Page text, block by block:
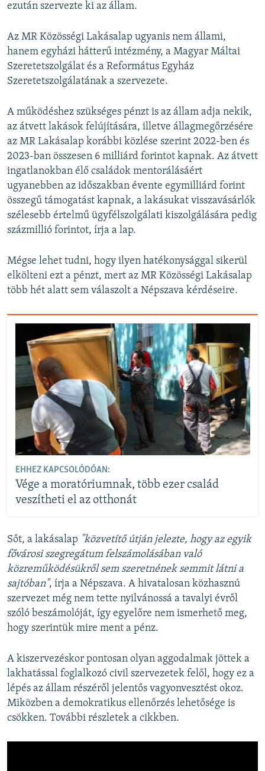
ezután szervezte ki az állam.
Az MR Közösségi Lakásalap ugyanis nem állami,
hanem egyházi hátterű intézmény, a Magyar Máltai
Szeretetszolgálat és a Református Egyház
Szeretetszolgálatának a szervezete.
A működéshez szükséges pénzt is az állam adja nekik,
az átvett lakások felújítására, illetve állagmegőrzésére
az MR Lakásalap korábbi közlése szerint 2022-ben és
2023-ban összesen 6 milliárd forintot kapnak. Az átvett
ingatlanokban élő családok mentorálásáért
ugyanebben az időszakban évente egymilliárd forint
összegű támogatást kapnak, a lakásukat visszavásárlók
szélesebb értelmű ügyfélszolgálati kiszolgálására pedig
százmillió forintot, írja a lap.
Mégse lehet tudni, hogy ilyen hatékonysággal sikerül
elkölteni ezt a pénzt, mert az MR Közösségi Lakásalap
több hét alatt sem válaszolt a Népszava kérdéseire.
EHHEZ KAPCSOLÓDÓAN:
Vége a moratóriumnak, több ezer család
veszítheti el az otthonát
Sőt, a lakásalap "közvetítő útján jelezte, hogy az egyik
fővárosi szegregátum felszámolásában való
közreműködésükről sem szeretnének semmit látni a
sajtóban", írja a Népszava. A hivatalosan közhasznú
szervezet még nem tette nyilvánossá a tavalyi évről
szóló beszámolóját, így egyelőre nem ismerhető meg,
hogy szerintük mire ment a pénz.
A kiszervezéskor pontosan olyan aggodalmak jöttek a
lakhatással foglalkozó civil szervezetek felől, hogy ez a
lépés az állam részéről jelentős vagyonvesztést okoz.
Miközben a demokratikus ellenőrzés lehetősége is
csökken. További részletek a cikkben.